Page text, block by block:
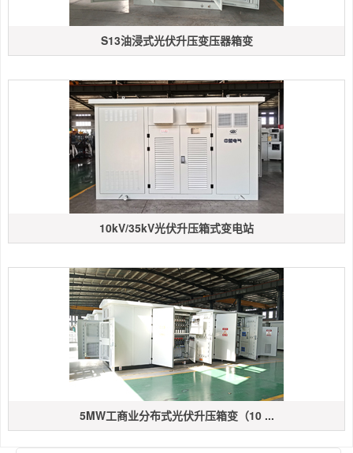
S13油浸式光伏升压变压器箱变
10kV/35kV光伏升压箱式变电站
5MW工商业分布式光伏升压箱变（10 ...